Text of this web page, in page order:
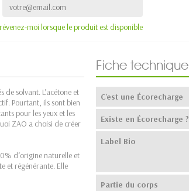
moi lorsque le produit est disponible
solvant. L’acétone et
Pourtant, ils sont bien
pour les yeux et les
ZAO a choisi de créer
d‘origine naturelle et
et régénérante. Elle
Fiche technique
C'est une Écorecharge
Existe en Écorecharge ?
Label Bio
Partie du corps